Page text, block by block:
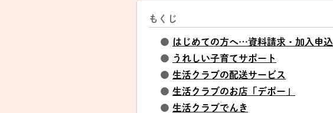
もくじ
● はじめての方へ…資料請求・加入申込
● うれしい子育てサポート
● 生活クラブの配送サービス
● 生活クラブのお店「デポー」
● 生活クラブでんき